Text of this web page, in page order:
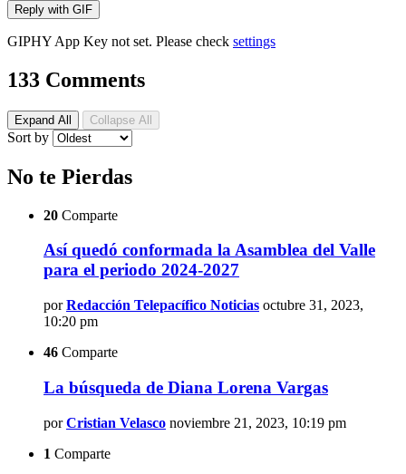
Reply with GIF
GIPHY App Key not set. Please check settings
133 Comments
Expand All Collapse All
Sort by
No te Pierdas
20 Comparte
Así quedó conformada la Asamblea del Valle
para el periodo 2024-2027
por Redacción Telepacífico Noticias octubre 31, 2023,
10:20 pm
46 Comparte
La búsqueda de Diana Lorena Vargas
por Cristian Velasco noviembre 21, 2023, 10:19 pm
1 Comparte